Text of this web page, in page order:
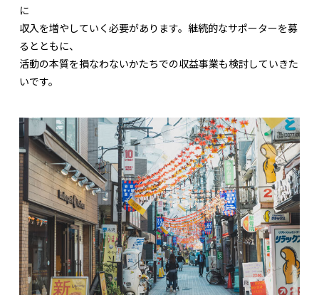
に
収入を増やしていく必要があります。継続的なサポーターを募
るとともに、
活動の本質を損なわないかたちでの収益事業も検討していきた
いです。